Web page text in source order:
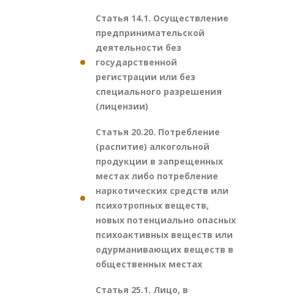
Статья 14.1. Осуществление
предпринимательской
деятельности без
государственной
регистрации или без
специального разрешения
(лицензии)
Статья 20.20. Потребление
(распитие) алкогольной
продукции в запрещенных
местах либо потребление
наркотических средств или
психотропных веществ,
новых потенциально опасных
психоактивных веществ или
одурманивающих веществ в
общественных местах
Статья 25.1. Лицо, в